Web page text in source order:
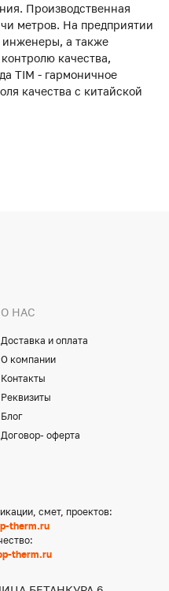
Производственная
метров. На предприятии
а также
качества,
TIM - гармоничное
качества с китайской
О НАС
Доставка и оплата
О компании
Контакты
Реквизиты
Блог
Договор- оферта
смет, проектов:
therm.ru
therm.ru